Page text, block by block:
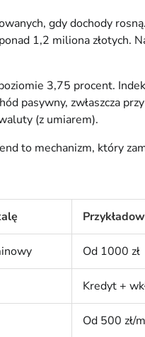
gdy dochody
1,2 miliona złotych.
3,75 procent.
pasywny, zwłaszcza
(z umiarem).
to mechanizm, który
Od 1000 zł
Kredyt +
Od 500 zł/